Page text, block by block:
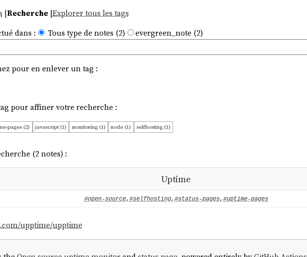
|Recherche|Explorer tous les tags
dans :
Tous type de notes (2) evergreen_note (2)
pour en enlever un tag :
pour affiner votre recherche :
pages (2) javascript (1) monitoring (1) node (1) selfhosting (1)
(2 notes) :
Uptime
#open-source, #selfhosting, #status-pages, #uptime-pages
upptime/upptime